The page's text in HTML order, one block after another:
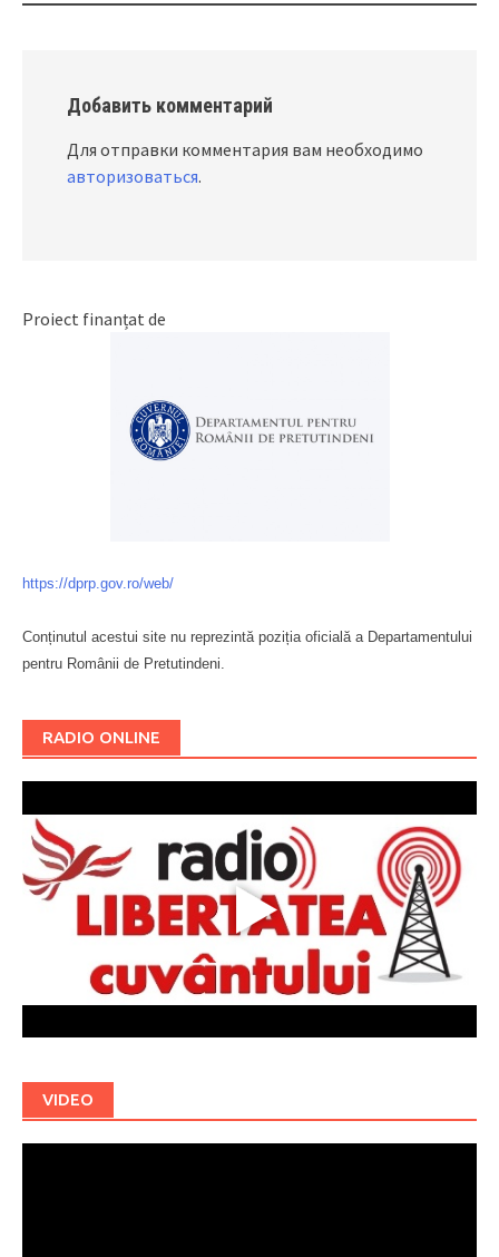
Добавить комментарий
Для отправки комментария вам необходимо
авторизоваться.
Proiect finanțat de
https://dprp.gov.ro/web/
Conținutul acestui site nu reprezintă poziția oficială a Departamentului
pentru Românii de Pretutindeni.
RADIO ONLINE
VIDEO